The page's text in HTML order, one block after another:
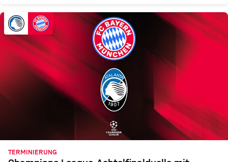
TERMINIERUNG